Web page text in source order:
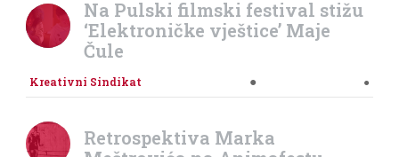
Na Pulski filmski festival stižu
‘Elektroničke vještice’ Maje
Čule
Kreativni Sindikat ● ●
Retrospektiva Marka